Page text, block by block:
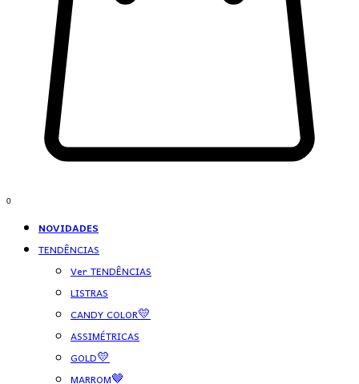
0
NOVIDADES
TENDÊNCIAS
Ver TENDÊNCIAS
LISTRAS
CANDY COLOR💛
ASSIMÉTRICAS
GOLD💛